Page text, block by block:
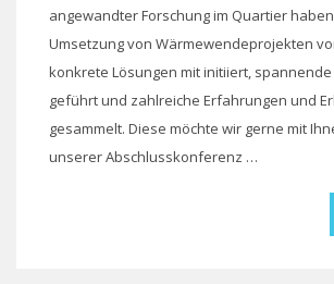
angewandter Forschung im Quartier
Umsetzung von Wärmewendeprojekten
konkrete Lösungen mit initiiert,
geführt und zahlreiche Erfahrungen und
gesammelt. Diese möchte wir gerne mit
unserer Abschlusskonferenz …